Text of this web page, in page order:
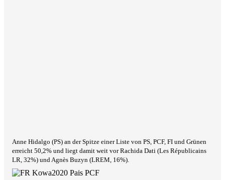
Anne Hidalgo (PS) an der Spitze einer Liste von PS, PCF, FI und Grünen
erreicht 50,2% und liegt damit weit vor Rachida Dati (Les Républicains
LR, 32%) und Agnès Buzyn (LREM, 16%).